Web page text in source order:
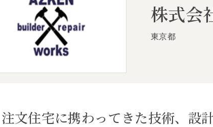
株式会
東京都
文住宅に携わってきた技術、設